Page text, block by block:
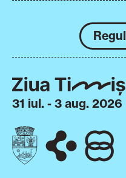
31 iul. - 3 aug. 2026